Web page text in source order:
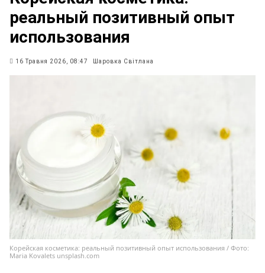
реальный позитивный опыт
использования
16 Травня 2026, 08:47 Шаровка Світлана
Корейская косметика: реальный позитивный опыт использования / Фото:
Maria Kovalets unsplash.com